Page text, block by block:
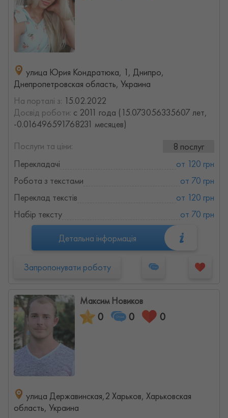
улица Юрия Кондратюка, 1, Днипро,
Днепропетровская область, Украина
На порталі з: 15.02.2022
Досвід роботи: с 2011 года (15.073056335607 лет,
-0.016496591768231 месяцев)
Послуги та ціни:
8 послуг
Перекладачі
от 120 грн
Робота з текстами
от 70 грн
Переклад текстів
от 120 грн
Набір тексту
от 70 грн
Детальна інформація
Запропонувати роботу
Максим Новиков
0 0 0
улица Державинская,2 Харьков, Харьковская
область, Украина